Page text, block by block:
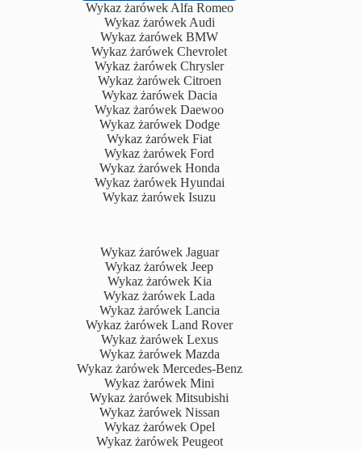
Wykaz żarówek Alfa Romeo
Wykaz żarówek Audi
Wykaz żarówek BMW
Wykaz żarówek Chevrolet
Wykaz żarówek Chrysler
Wykaz żarówek Citroen
Wykaz żarówek Dacia
Wykaz żarówek Daewoo
Wykaz żarówek Dodge
Wykaz żarówek Fiat
Wykaz żarówek Ford
Wykaz żarówek Honda
Wykaz żarówek Hyundai
Wykaz żarówek Isuzu
Wykaz żarówek Jaguar
Wykaz żarówek Jeep
Wykaz żarówek Kia
Wykaz żarówek Lada
Wykaz żarówek Lancia
Wykaz żarówek Land Rover
Wykaz żarówek Lexus
Wykaz żarówek Mazda
Wykaz żarówek Mercedes-Benz
Wykaz żarówek Mini
Wykaz żarówek Mitsubishi
Wykaz żarówek Nissan
Wykaz żarówek Opel
Wykaz żarówek Peugeot